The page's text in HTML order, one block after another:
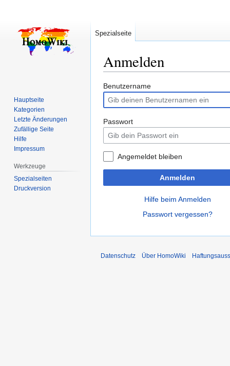
Anmelden
Zur
Navigation
springen
Zur
Suche
springen
Benutzername
Passwort
Angemeldet bleiben
Anmelden
Hilfe beim Anmelden
Passwort vergessen?
Spezialseite
Hauptseite
Kategorien
Letzte Änderungen
Zufällige Seite
Hilfe
Impressum
Werkzeuge
Spezialseiten
Druckversion
Datenschutz Über HomoWiki